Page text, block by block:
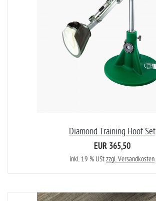
Diamond Training Hoof Set
EUR 365,50
inkl. 19 % UStzzgl. Versandkosten